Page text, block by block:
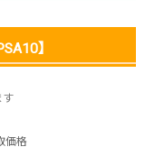
】
す